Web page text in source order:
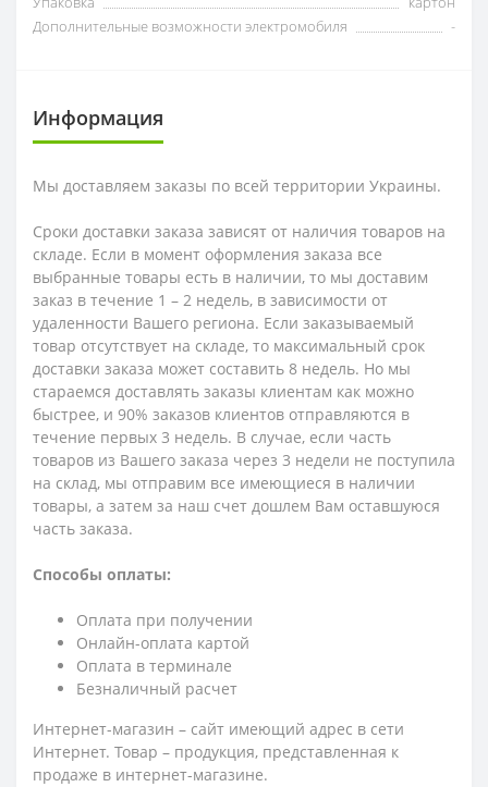
Дополнительные возможности электромобиля
-
Информация
Мы доставляем заказы по всей территории Украины.
Сроки доставки заказа зависят от наличия товаров на
складе. Если в момент оформления заказа все
выбранные товары есть в наличии, то мы доставим
заказ в течение 1 – 2 недель, в зависимости от
удаленности Вашего региона. Если заказываемый
товар отсутствует на складе, то максимальный срок
доставки заказа может составить 8 недель. Но мы
стараемся доставлять заказы клиентам как можно
быстрее, и 90% заказов клиентов отправляются в
течение первых 3 недель. В случае, если часть
товаров из Вашего заказа через 3 недели не поступила
на склад, мы отправим все имеющиеся в наличии
товары, а затем за наш счет дошлем Вам оставшуюся
часть заказа.
Способы оплаты:
Оплата при получении
Онлайн-оплата картой
Оплата в терминале
Безналичный расчет
Интернет-магазин – сайт имеющий адрес в сети
Интернет. Товар – продукция, представленная к
продаже в интернет-магазине.